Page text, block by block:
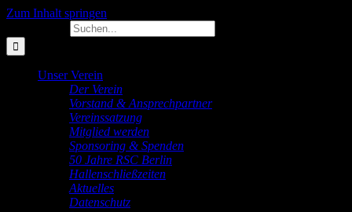
Zum Inhalt springen
Unser Verein
Der Verein
Vorstand & Ansprechpartner
Vereinssatzung
Mitglied werden
Sponsoring & Spenden
50 Jahre RSC Berlin
Hallenschließzeiten
Aktuelles
Datenschutz